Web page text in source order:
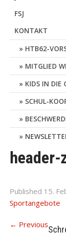
FSJ
KONTAKT
HTB62-
MITGLIED
KIDS IN DIE
SCHUL-
Published 15.
Sportangebote
← Previous